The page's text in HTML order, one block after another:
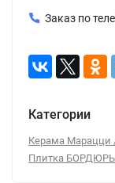
Заказ по
Категории
Керама Марацци
Плитка